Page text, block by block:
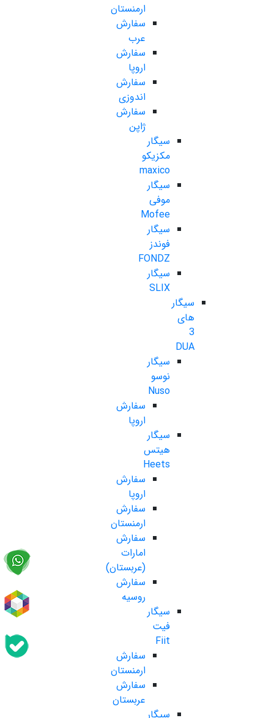
ارمنستان
سفارش
عرب
سفارش
اروپا
سفارش
اندوزی
سفارش
ژاپن
سیگار
مکزیکو
maxico
سیگار
موفی
Mofee
سیگار
فوندز
FONDZ
سیگار
SLIX
سیگار
های
3
DUA
سیگار
نوسو
Nuso
سفارش
اروپا
سیگار
هیتس
Heets
سفارش
اروپا
سفارش
ارمنستان
سفارش
امارات
(عربستان)
سفارش
روسیه
سیگار
فیت
Fiit
سفارش
ارمنستان
سفارش
عربستان
سیگار